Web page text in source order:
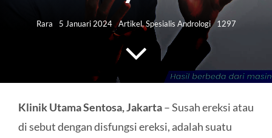
HUBUNGI KAMI
Rara 5 Januari 2024 Artikel,Spesialis Andrologi 1297
Klinik Utama Sentosa, Jakarta– Susah ereksi atau
di sebut dengan disfungsi ereksi, adalah suatu